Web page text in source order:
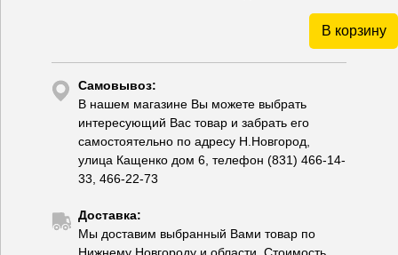
В корзину
Самовывоз:
В нашем магазине Вы можете выбрать
интересующий Вас товар и забрать его
самостоятельно по адресу Н.Новгород,
улица Кащенко дом 6, телефон (831) 466-14-
33, 466-22-73
Доставка:
Мы доставим выбранный Вами товар по